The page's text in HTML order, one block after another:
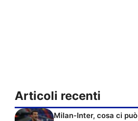
Articoli recenti
Milan-Inter, cosa ci può